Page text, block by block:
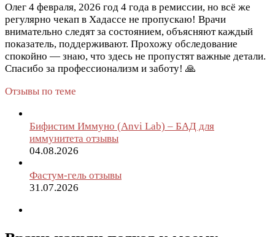
Олег 4 февраля, 2026 год 4 года в ремиссии, но всё же
регулярно чекап в Хадассе не пропускаю! Врачи
внимательно следят за состоянием, объясняют каждый
показатель, поддерживают. Прохожу обследование
спокойно — знаю, что здесь не пропустят важные детали.
Спасибо за профессионализм и заботу! 🙏
Отзывы по теме
Бифистим Иммуно (Anvi Lab) – БАД для
иммунитета отзывы
04.08.2026
Фастум-гель отзывы
31.07.2026